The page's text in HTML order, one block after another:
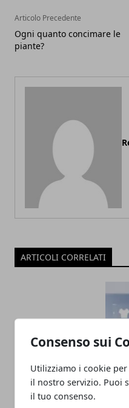
Consenso sui
Utilizziamo i cookie
il nostro servizio. Puoi
il tuo consenso.
Articolo Precedente
Ogni quanto concimare le
piante?
ARTICOLI CORRELATI
E-Commerce in